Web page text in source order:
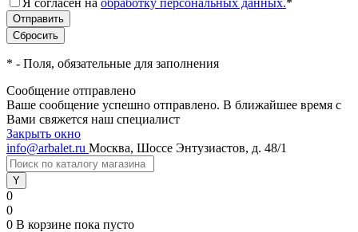
Я согласен на обработку персональных данных.*
* - Поля, обязательные для заполнения
Сообщение отправлено
Ваше сообщение успешно отправлено. В ближайшее время с
Вами свяжется наш специалист
Закрыть окно
info@arbalet.ru Москва, Шоссе Энтузиастов, д. 48/1
0
0
0 В корзине пока пусто